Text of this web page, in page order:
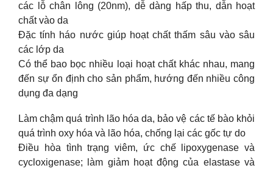
các lỗ chân lông (20nm), dễ dàng hấp thu, dẫn hoạt
chất vào da
Đặc tính háo nước giúp hoạt chất thấm sâu vào sâu
các lớp da
Có thể bao bọc nhiều loại hoạt chất khác nhau, mang
đến sự ổn định cho sản phẩm, hướng đến nhiều công
dụng đa dạng
Làm chậm quá trình lão hóa da, bảo vệ các tế bào khỏi
quá trình oxy hóa và lão hóa, chống lại các gốc tự do
Điều hòa tình trạng viêm, ức chế lipoxygenase và
cycloxigenase; làm giảm hoạt động của elastase và